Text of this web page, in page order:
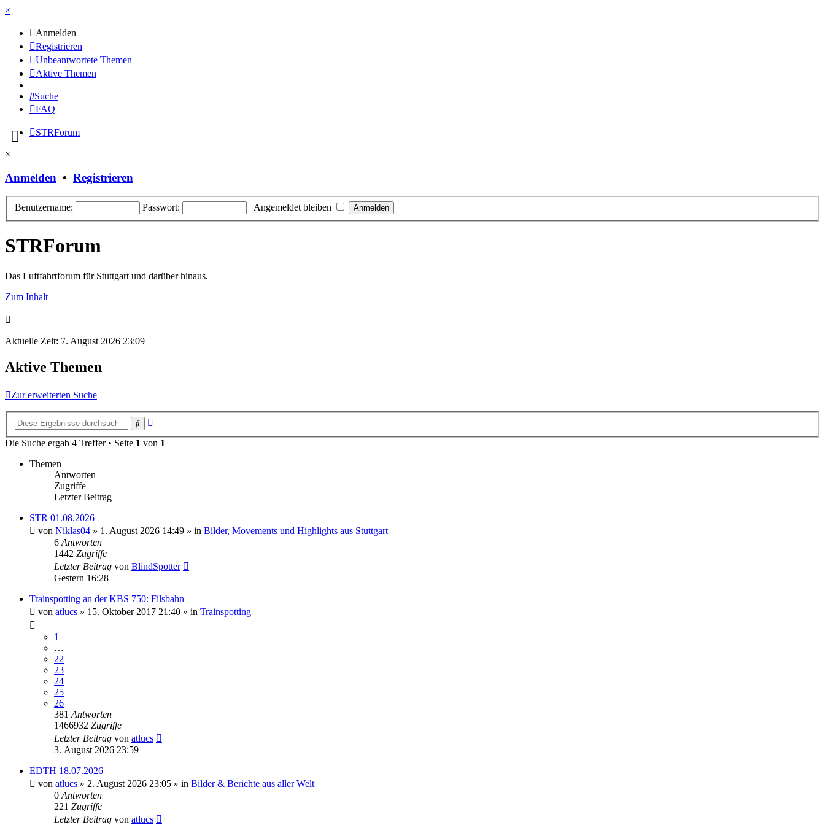
×
Anmelden
Registrieren
Unbeantwortete Themen
Aktive Themen
Suche
FAQ
STRForum
×
Anmelden • Registrieren
Benutzername: Passwort: | Angemeldet bleiben
STRForum
Das Luftfahrtforum für Stuttgart und darüber hinaus.
Zum Inhalt
Aktuelle Zeit: 7. August 2026 23:09
Aktive Themen
Zur erweiterten Suche
Suche
Die Suche ergab 4 Treffer • Seite 1 von 1
Themen
Antworten
Zugriffe
Letzter Beitrag
STR 01.08.2026
von Niklas04 » 1. August 2026 14:49 » in Bilder, Movements und Highlights aus Stuttgart
6 Antworten
1442 Zugriffe
Letzter Beitrag von BlindSpotter
Gestern 16:28
Trainspotting an der KBS 750: Filsbahn
von atlucs » 15. Oktober 2017 21:40 » in Trainspotting
1
…
22
23
24
25
26
381 Antworten
1466932 Zugriffe
Letzter Beitrag von atlucs
3. August 2026 23:59
EDTH 18.07.2026
von atlucs » 2. August 2026 23:05 » in Bilder & Berichte aus aller Welt
0 Antworten
221 Zugriffe
Letzter Beitrag von atlucs